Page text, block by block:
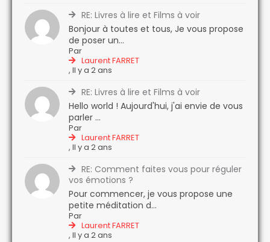
RE: Livres à lire et Films à voir
Bonjour à toutes et tous, Je vous propose
de poser un...
Par
Laurent FARRET
,Il y a 2 ans
RE: Livres à lire et Films à voir
Hello world ! Aujourd'hui, j'ai envie de vous
parler ...
Par
Laurent FARRET
,Il y a 2 ans
RE: Comment faites vous pour réguler
vos émotions ?
Pour commencer, je vous propose une
petite méditation d...
Par
Laurent FARRET
,Il y a 2 ans